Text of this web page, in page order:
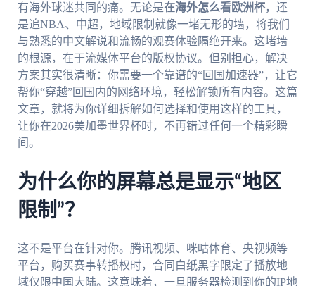
有海外球迷共同的痛。无论是在海外怎么看欧洲杯，还
是追NBA、中超，地域限制就像一堵无形的墙，将我们
与熟悉的中文解说和流畅的观赛体验隔绝开来。这堵墙
的根源，在于流媒体平台的版权协议。但别担心，解决
方案其实很清晰：你需要一个靠谱的“回国加速器”，让它
帮你“穿越”回国内的网络环境，轻松解锁所有内容。这篇
文章，就将为你详细拆解如何选择和使用这样的工具，
让你在2026美加墨世界杯时，不再错过任何一个精彩瞬
间。
为什么你的屏幕总是显示“地区
限制”？
这不是平台在针对你。腾讯视频、咪咕体育、央视频等
平台，购买赛事转播权时，合同白纸黑字限定了播放地
域仅限中国大陆。这意味着，一旦服务器检测到你的IP地